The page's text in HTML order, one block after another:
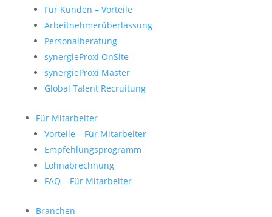
Für Kunden – Vorteile
Arbeitnehmerüberlassung
Personalberatung
synergieProxi OnSite
synergieProxi Master
Global Talent Recruitung
Für Mitarbeiter
Vorteile – Für Mitarbeiter
Empfehlungsprogramm
Lohnabrechnung
FAQ – Für Mitarbeiter
Branchen